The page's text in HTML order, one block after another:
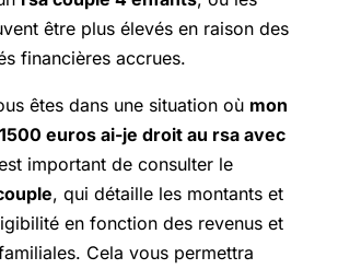
être plus élevés en raison des
financières accrues.
êtes dans une situation où mon
euros ai-je droit au rsa avec
important de consulter le
, qui détaille les montants et
en fonction des revenus et
Cela vous permettra